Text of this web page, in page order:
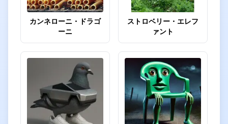
カンネローニ・ドラゴ
ーニ
ストロベリー・エレフ
ァント